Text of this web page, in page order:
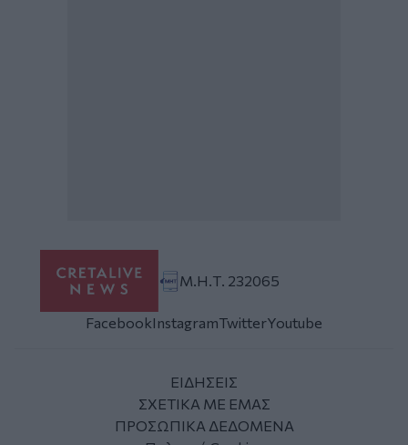
Μ.Η.Τ. 232065
FacebookInstagramTwitterYoutube
ΕΙΔΗΣΕΙΣ
ΣΧΕΤΙΚΑ ΜΕ ΕΜΑΣ
ΠΡΟΣΩΠΙΚΑ ΔΕΔΟΜΕΝΑ